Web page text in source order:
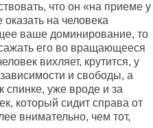
что он «на приеме у
на человека
ваше доминирование, то
его во вращающееся
вихляет, крутится, у
и свободы, а
спинке, уже вроде и за
который сидит справа от
внимательно, чем тот,